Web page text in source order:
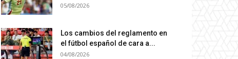
05/08/2026
Los cambios del reglamento en
el fútbol español de cara a...
04/08/2026